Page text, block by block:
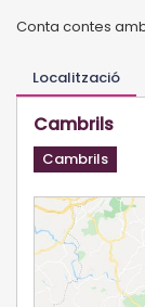
Conta contes
Localització
Cambrils
Cambrils